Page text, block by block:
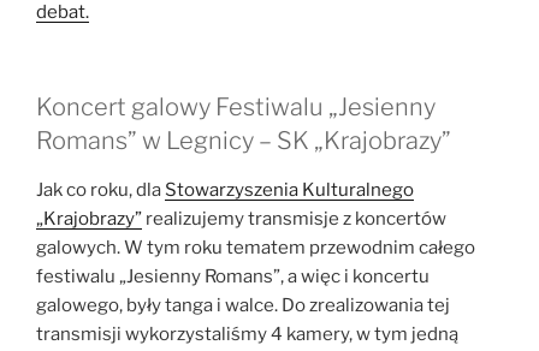
debat.
Koncert galowy Festiwalu „Jesienny
Romans” w Legnicy – SK „Krajobrazy”
Jak co roku, dla Stowarzyszenia Kulturalnego
„Krajobrazy” realizujemy transmisje z koncertów
galowych. W tym roku tematem przewodnim całego
festiwalu „Jesienny Romans”, a więc i koncertu
galowego, były tanga i walce. Do zrealizowania tej
transmisji wykorzystaliśmy 4 kamery, w tym jedną